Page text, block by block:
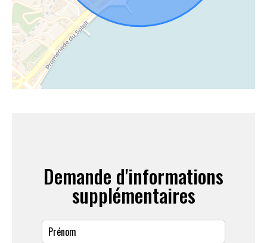
Demande d'informations
supplémentaires